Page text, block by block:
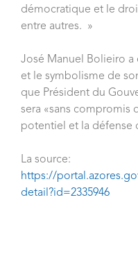
démocratique et le
entre autres. »
José Manuel Bolieiro a
et le symbolisme de
que Président du
sera «sans compromis
potentiel et la défense
La source:
https://
detail?id=2335946